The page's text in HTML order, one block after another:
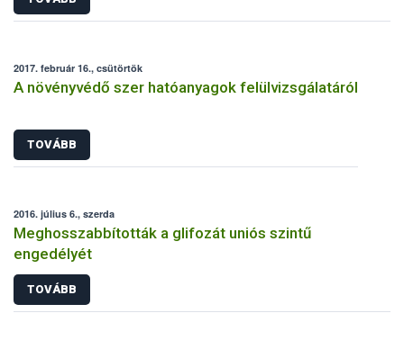
2017. február 16., csütörtök
A növényvédő szer hatóanyagok felülvizsgálatáról
TOVÁBB
2016. július 6., szerda
Meghosszabbították a glifozát uniós szintű
engedélyét
TOVÁBB